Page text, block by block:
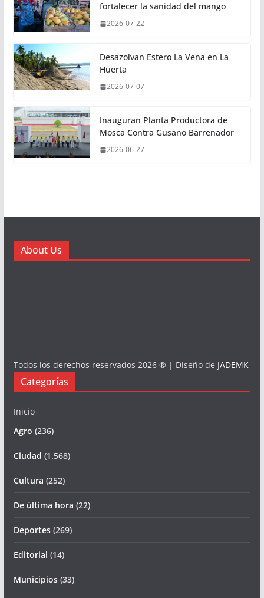
fortalecer la sanidad del mango
2026-07-22
Desazolvan Estero La Vena en La
Huerta
2026-07-07
Inauguran Planta Productora de
Mosca Contra Gusano Barrenador
2026-06-27
About Us
Todos los derechos reservados 2026 ® | Diseño de JADEMK
Categorías
Inicio
Agro (236)
Ciudad (1.568)
Cultura (252)
De última hora (22)
Deportes(269)
Editorial (14)
Municipios(33)